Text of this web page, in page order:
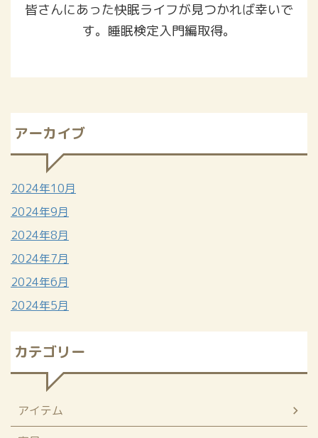
皆さんにあった快眠ライフが見つかれば幸いで
す。睡眠検定入門編取得。
アーカイブ
2024年10月
2024年9月
2024年8月
2024年7月
2024年6月
2024年5月
カテゴリー
アイテム